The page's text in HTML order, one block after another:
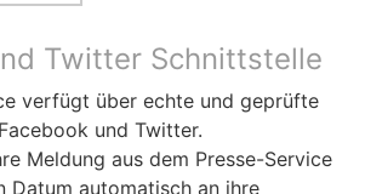
Twitter Schnittstelle
verfügt über echte und geprüfte
und Twitter.
Meldung aus dem Presse-Service
Datum automatisch an ihre